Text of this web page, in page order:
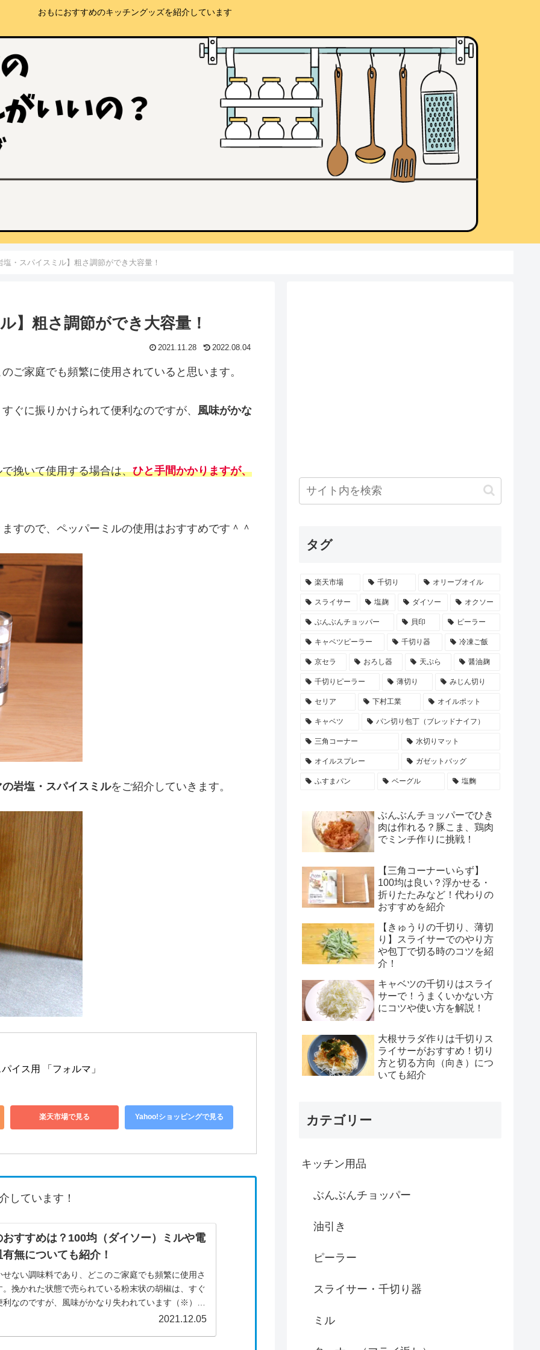
おもにおすすめのキッチングッズを紹介しています
塩・スパイスミル】粗さ調節ができ大容量！
】粗さ調節ができ大容量！
2021.11.28 2022.08.04
ご家庭でも頻繁に使用されていると思います。
ぐに振りかけられて便利なのですが、 風味がかな
挽いて使用する場合は、ひと手間かかりますが、
すので、ペッパーミルの使用はおすすめです＾＾
岩塩・スパイスミルをご紹介していきます。
イス用 「フォルマ」
楽天市場で見る Yahoo!ショッピングで見る
しています！
すすめは？100均（ダイソー）ミルや電
無についても紹介！
ない調味料であり、どこのご家庭でも頻繁に使用さ
挽かれた状態で売られている粉末状の胡椒は、すぐ
なのですが、風味がかなり失われています（※）。
2021.12.05
タグ
楽天市場 千切り オリーブオイル
スライサー 塩麹 ダイソー オクソー
ぶんぶんチョッパー 貝印 ピーラー
キャベツピーラー 千切り器 冷凍ご飯
京セラ おろし器 天ぷら 醤油麹
千切りピーラー 薄切り みじん切り
セリア 下村工業 オイルポット
キャベツ パン切り包丁（ブレッドナイフ）
三角コーナー 水切りマット
オイルスプレー ガゼットバッグ
ふすまパン ベーグル 塩麴
ぶんぶんチョッパーでひき
肉は作れる？豚こま、鶏肉
でミンチ作りに挑戦！
【三角コーナーいらず】
100均は良い？浮かせる・
折りたたみなど！代わりの
おすすめを紹介
【きゅうりの千切り、薄切
り】スライサーでのやり方
や包丁で切る時のコツを紹
介！
キャベツの千切りはスライ
サーで！うまくいかない方
にコツや使い方を解説！
大根サラダ作りは千切りス
ライサーがおすすめ！切り
方と切る方向（向き）につ
いても紹介
カテゴリー
キッチン用品
ぶんぶんチョッパー
油引き
ピーラー
スライサー・千切り器
ミル